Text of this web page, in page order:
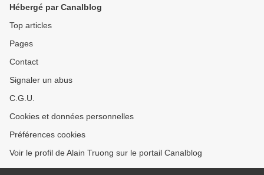
Hébergé par Canalblog
Top articles
Pages
Contact
Signaler un abus
C.G.U.
Cookies et données personnelles
Préférences cookies
Voir le profil de Alain Truong sur le portail Canalblog